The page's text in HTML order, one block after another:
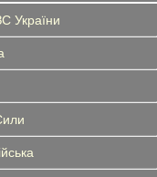
України